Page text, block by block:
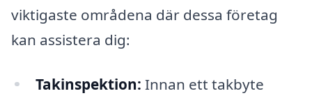
viktigaste områdena där dessa företag
kan assistera dig:
Takinspektion: Innan ett takbyte